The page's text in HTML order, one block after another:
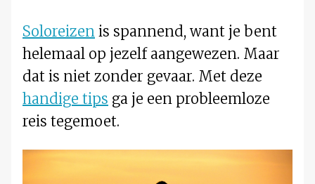
Soloreizen is spannend, want je bent
helemaal op jezelf aangewezen. Maar
dat is niet zonder gevaar. Met deze
handige tips ga je een probleemloze
reis tegemoet.